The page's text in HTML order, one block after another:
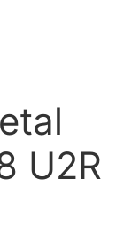
U2R